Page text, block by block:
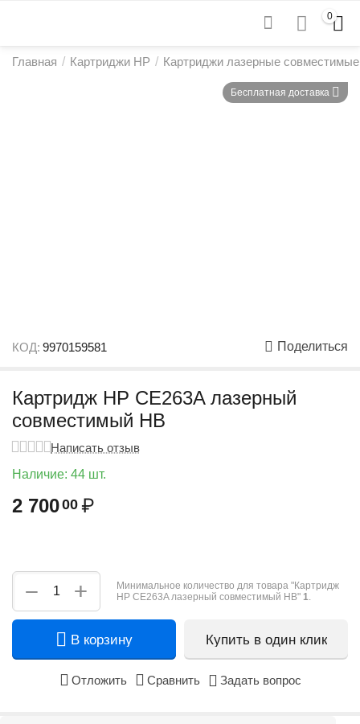
0
Главная / Картриджи HP / Картриджи лазерные
Бесплатная доставка
КОД: 9970159581 Поделиться
Картридж HP CE263A лазерный
совместимый HB
Написать отзыв
Наличие: 44 шт.
2 70000 ₽
+
−
Минимальное количество для товара "Картридж
HP CE263A лазерный совместимый HB" 1.
В корзину Купить в один клик
Отложить Сравнить Задать вопрос